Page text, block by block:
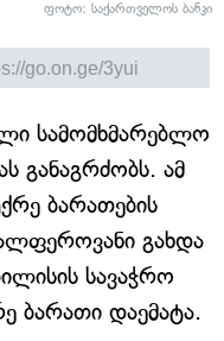
ფოტო: საქართველოს ბანკი
სამომხმარებლო
განაგრძობს. ამ
ბარათების
გახდა
სავაჭრო
ბარათი დაემატა.